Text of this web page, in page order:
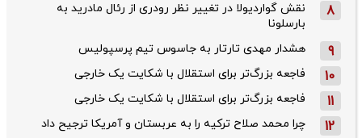
8
نقش گواردیولا در تغییر نظر رودری از رئال مادرید به
بارسلونا
9 هشدار مهدی تارتار به جاسوس تیم پرسپولیس
10 فاجعه بزرگ‌تر برای استقلال با شکایت یک خارجی
11 فاجعه بزرگ‌تر برای استقلال با شکایت یک خارجی
12 چرا محمد صلاح ترکیه را به عربستان و آمریکا ترجیح داد